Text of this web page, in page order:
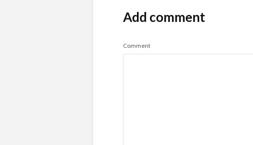
Add comment
Comment